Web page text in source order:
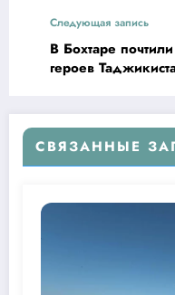
Следующая запись
В Бохтаре
героев
СВЯЗАННЫЕ